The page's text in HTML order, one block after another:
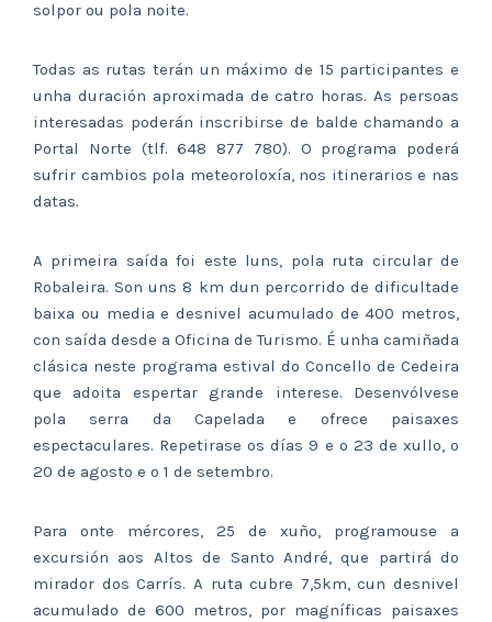
solpor ou pola noite.
Todas as rutas terán un máximo de 15 participantes e
unha duración aproximada de catro horas. As persoas
interesadas poderán inscribirse de balde chamando a
Portal Norte (tlf. 648 877 780). O programa poderá
sufrir cambios pola meteoroloxía, nos itinerarios e nas
datas.
A primeira saída foi este luns, pola ruta circular de
Robaleira. Son uns 8 km dun percorrido de dificultade
baixa ou media e desnivel acumulado de 400 metros,
con saída desde a Oficina de Turismo. É unha camiñada
clásica neste programa estival do Concello de Cedeira
que adoita espertar grande interese. Desenvólvese
pola serra da Capelada e ofrece paisaxes
espectaculares. Repetirase os días 9 e o 23 de xullo, o
20 de agosto e o 1 de setembro.
Para onte mércores, 25 de xuño, programouse a
excursión aos Altos de Santo André, que partirá do
mirador dos Carrís. A ruta cubre 7,5km, cun desnivel
acumulado de 600 metros, por magníficas paisaxes